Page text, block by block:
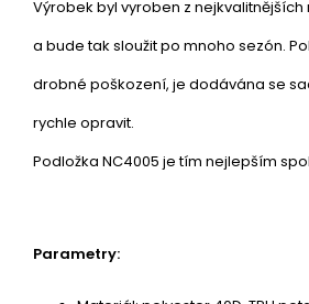
Výrobek byl vyroben z
a bude tak sloužit po mnoho sezón.
drobné poškození, je dodávána se
rychle opravit.
Podložka NC4005 je tím nejlepším
Parametry: